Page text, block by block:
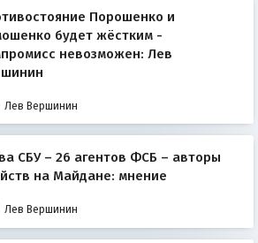
Порошенко и
будет жёстким -
невозможен: Лев
Лев Вершинин
СБУ – 26 агентов ФСБ – авторы
на Майдане: мнение
Лев Вершинин